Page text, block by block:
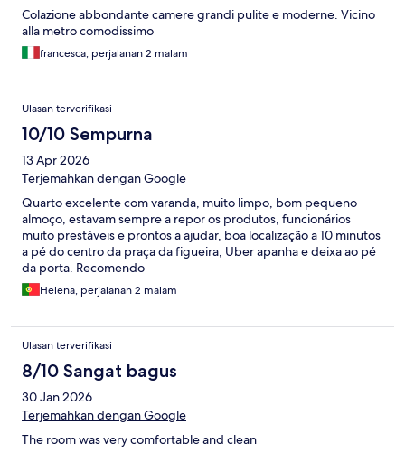
Colazione abbondante camere grandi pulite e moderne. Vicino
alla metro comodissimo
francesca, perjalanan 2 malam
Ulasan terverifikasi
10/10 Sempurna
13 Apr 2026
Terjemahkan dengan Google
Quarto excelente com varanda, muito limpo, bom pequeno
almoço, estavam sempre a repor os produtos, funcionários
muito prestáveis e prontos a ajudar, boa localização a 10 minutos
a pé do centro da praça da figueira, Uber apanha e deixa ao pé
da porta. Recomendo
Helena, perjalanan 2 malam
Ulasan terverifikasi
8/10 Sangat bagus
30 Jan 2026
Terjemahkan dengan Google
The room was very comfortable and clean